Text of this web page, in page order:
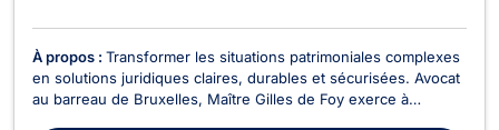
À propos : Transformer les situations patrimoniales complexes
en solutions juridiques claires, durables et sécurisées. Avocat
au barreau de Bruxelles, Maître Gilles de Foy exerce à